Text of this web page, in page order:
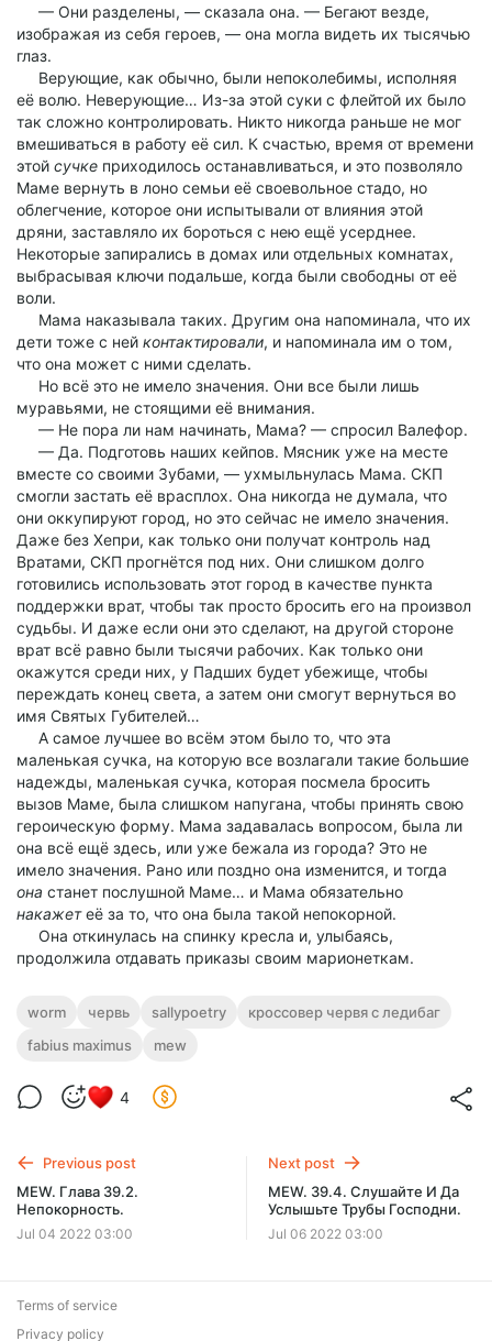
— Они разделены, — сказала она. — Бегают везде,
изображая из себя героев, — она могла видеть их тысячью
глаз.
Верующие, как обычно, были непоколебимы, исполняя
её волю. Неверующие… Из-за этой суки с флейтой их было
так сложно контролировать. Никто никогда раньше не мог
вмешиваться в работу её сил. К счастью, время от времени
этой сучке приходилось останавливаться, и это позволяло
Маме вернуть в лоно семьи её своевольное стадо, но
облегчение, которое они испытывали от влияния этой
дряни, заставляло их бороться с нею ещё усерднее.
Некоторые запирались в домах или отдельных комнатах,
выбрасывая ключи подальше, когда были свободны от её
воли.
Мама наказывала таких. Другим она напоминала, что их
дети тоже с ней контактировали, и напоминала им о том,
что она может с ними сделать.
Но всё это не имело значения. Они все были лишь
муравьями, не стоящими её внимания.
— Не пора ли нам начинать, Мама? — спросил Валефор.
— Да. Подготовь наших кейпов. Мясник уже на месте
вместе со своими Зубами, — ухмыльнулась Мама. СКП
смогли застать её врасплох. Она никогда не думала, что
они оккупируют город, но это сейчас не имело значения.
Даже без Хепри, как только они получат контроль над
Вратами, СКП прогнётся под них. Они слишком долго
готовились использовать этот город в качестве пункта
поддержки врат, чтобы так просто бросить его на произвол
судьбы. И даже если они это сделают, на другой стороне
врат всё равно были тысячи рабочих. Как только они
окажутся среди них, у Падших будет убежище, чтобы
переждать конец света, а затем они смогут вернуться во
имя Святых Губителей…
А самое лучшее во всём этом было то, что эта
маленькая сучка, на которую все возлагали такие большие
надежды, маленькая сучка, которая посмела бросить
вызов Маме, была слишком напугана, чтобы принять свою
героическую форму. Мама задавалась вопросом, была ли
она всё ещё здесь, или уже бежала из города? Это не
имело значения. Рано или поздно она изменится, и тогда
она станет послушной Маме… и Мама обязательно
накажетеё за то, что она была такой непокорной.
Она откинулась на спинку кресла и, улыбаясь,
продолжила отдавать приказы своим марионеткам.
worm червь sallypoetry
кроссовер червя с ледибаг
fabius maximus
mew
4
Previous post
MEW. Глава 39.2.
Непокорность.
Jul 04 2022 03:00
Next post
MEW. 39.4. Слушайте И Да
Услышьте Трубы Господни.
Jul 06 2022 03:00
Terms of service
Privacy policy